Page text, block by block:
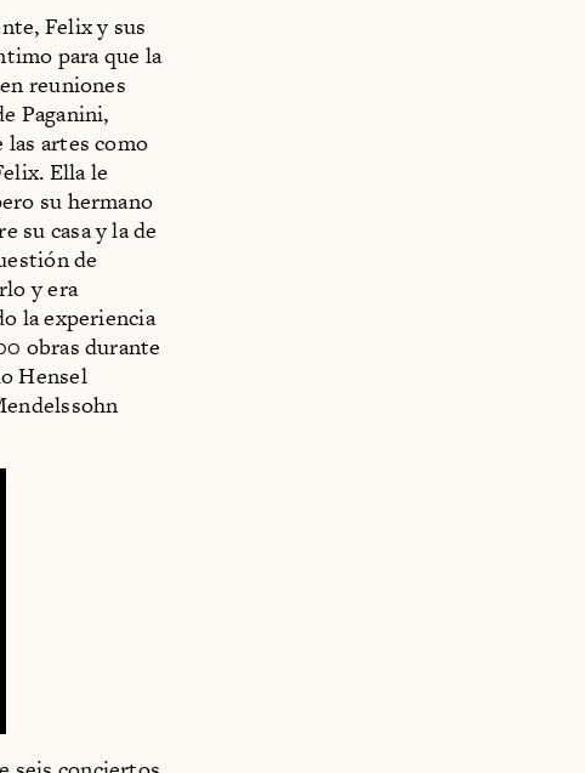
Felix y sus
para que la
reuniones
Paganini,
las artes como
Ella le
su hermano
su casa y la de
de
y era
la experiencia
obras durante
Hensel